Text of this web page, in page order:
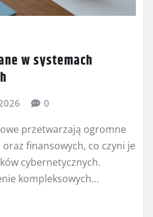
w systemach
0
przetwarzają ogromne
finansowych, co czyni je
cybernetycznych.
kompleksowych…